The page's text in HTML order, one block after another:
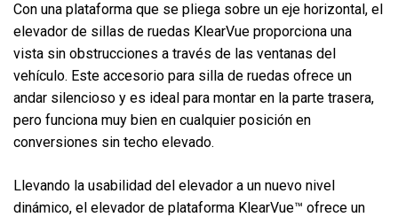
Con una plataforma que se pliega sobre un eje horizontal, el
elevador de sillas de ruedas KlearVue proporciona una
vista sin obstrucciones a través de las ventanas del
vehículo. Este accesorio para silla de ruedas ofrece un
andar silencioso y es ideal para montar en la parte trasera,
pero funciona muy bien en cualquier posición en
conversiones sin techo elevado.
Llevando la usabilidad del elevador a un nuevo nivel
dinámico, el elevador de plataforma KlearVue™ ofrece un